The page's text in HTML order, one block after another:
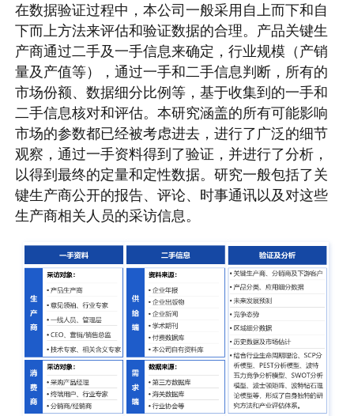
在数据验证过程中，本公司一般采用自上而下和自
下而上方法来评估和验证数据的合理。产品关键生
产商通过二手及一手信息来确定，行业规模（产销
量及产值等），通过一手和二手信息判断，所有的
市场份额、数据细分比例等，基于收集到的一手和
二手信息核对和评估。本研究涵盖的所有可能影响
市场的参数都已经被考虑进去，进行了广泛的细节
观察，通过一手资料得到了验证，并进行了分析，
以得到最终的定量和定性数据。研究一般包括了关
键生产商公开的报告、评论、时事通讯以及对这些
生产商相关人员的采访信息。